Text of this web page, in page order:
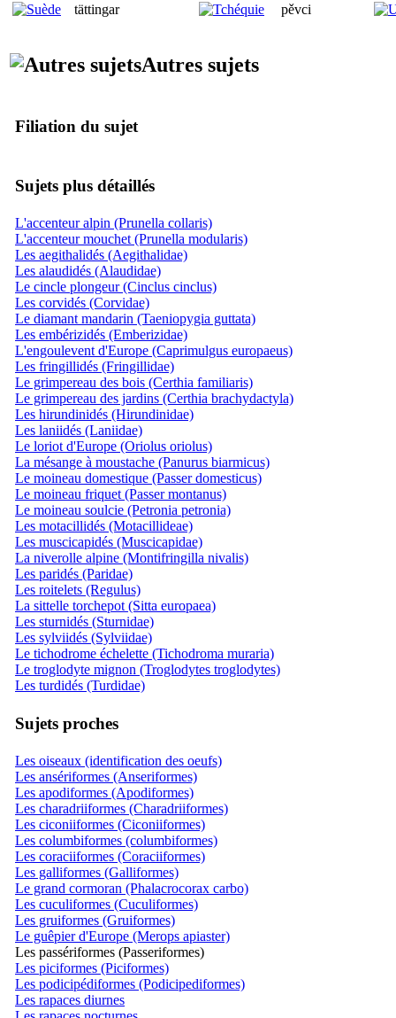
tättingar pěvci
Autres sujets
Filiation du sujet
Sujets plus détaillés
L'accenteur alpin (Prunella collaris)
L'accenteur mouchet (Prunella modularis)
Les aegithalidés (Aegithalidae)
Les alaudidés (Alaudidae)
Le cincle plongeur (Cinclus cinclus)
Les corvidés (Corvidae)
Le diamant mandarin (Taeniopygia guttata)
Les embérizidés (Emberizidae)
L'engoulevent d'Europe (Caprimulgus europaeus)
Les fringillidés (Fringillidae)
Le grimpereau des bois (Certhia familiaris)
Le grimpereau des jardins (Certhia brachydactyla)
Les hirundinidés (Hirundinidae)
Les laniidés (Laniidae)
Le loriot d'Europe (Oriolus oriolus)
La mésange à moustache (Panurus biarmicus)
Le moineau domestique (Passer domesticus)
Le moineau friquet (Passer montanus)
Le moineau soulcie (Petronia petronia)
Les motacillidés (Motacillideae)
Les muscicapidés (Muscicapidae)
La niverolle alpine (Montifringilla nivalis)
Les paridés (Paridae)
Les roitelets (Regulus)
La sittelle torchepot (Sitta europaea)
Les sturnidés (Sturnidae)
Les sylviidés (Sylviidae)
Le tichodrome échelette (Tichodroma muraria)
Le troglodyte mignon (Troglodytes troglodytes)
Les turdidés (Turdidae)
Sujets proches
Les oiseaux (identification des oeufs)
Les ansériformes (Anseriformes)
Les apodiformes (Apodiformes)
Les charadriiformes (Charadriiformes)
Les ciconiiformes (Ciconiiformes)
Les columbiformes (columbiformes)
Les coraciiformes (Coraciiformes)
Les galliformes (Galliformes)
Le grand cormoran (Phalacrocorax carbo)
Les cuculiformes (Cuculiformes)
Les gruiformes (Gruiformes)
Le guêpier d'Europe (Merops apiaster)
Les passériformes (Passeriformes)
Les piciformes (Piciformes)
Les podicipédiformes (Podicipediformes)
Les rapaces diurnes